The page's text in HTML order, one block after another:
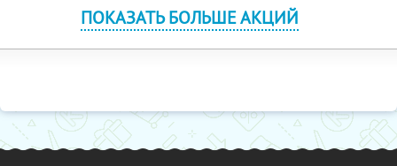
ПОКАЗАТЬ БОЛЬШЕ АКЦИЙ